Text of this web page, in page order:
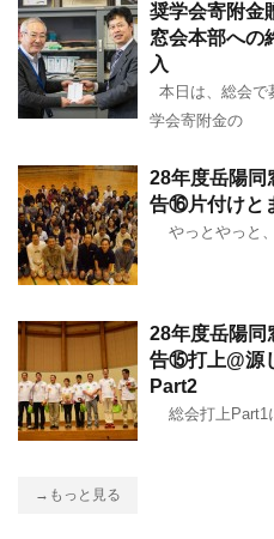
奨学会寄附金
窓会本部への
入
本日は、総会で
学会寄附金の
28年度岳陽同
告⑯片付けと
やっとやっと
28年度岳陽同
告⑮打上@源
Part2
総会打上Part1
→もっと見る